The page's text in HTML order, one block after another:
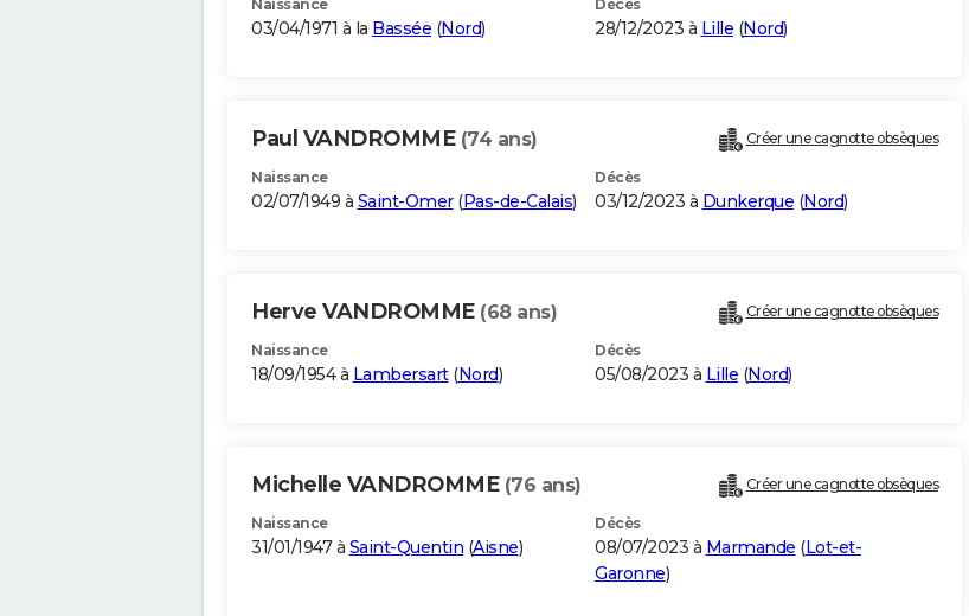
Naissance
03/04/1971 à la Bassée (Nord)
Décès
28/12/2023 à Lille (Nord)
Paul VANDROMME (74 ans) Créer une cagnotte obsèques
Naissance
02/07/1949 à Saint-Omer(Pas-de-Calais)
Décès
03/12/2023 à Dunkerque (Nord)
Herve VANDROMME (68 ans) Créer une cagnotte obsèques
Naissance
18/09/1954 à Lambersart(Nord)
Décès
05/08/2023 à Lille (Nord)
Michelle VANDROMME (76 ans) Créer une cagnotte obsèques
Naissance
31/01/1947 à Saint-Quentin (Aisne)
Décès
08/07/2023 à Marmande (Lot-et-
Garonne)